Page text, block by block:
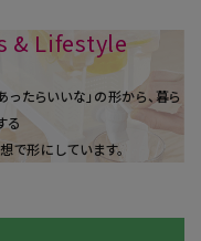
& Lifestyle
たらいいな」の形から、暮ら
る
形にしています。